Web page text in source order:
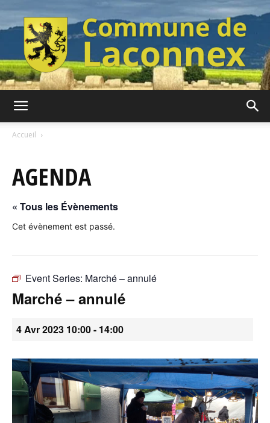
Laconnex
Canton
Accueil
AGENDA
« Tous les Évènements
Cet évènement est passé.
Event Series: Marché – annulé
Marché – annulé
4 Avr 2023 10:00- 14:00